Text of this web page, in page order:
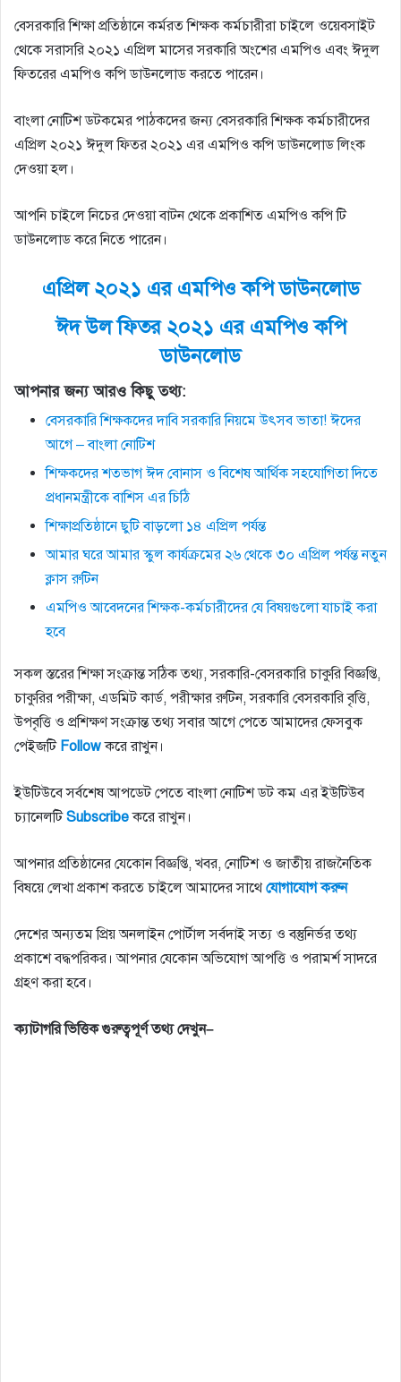
বেসরকারি শিক্ষা প্রতিষ্ঠানে কর্মরত শিক্ষক কর্মচারীরা চাইলে ওয়েবসাইট
থেকে সরাসরি ২০২১ এপ্রিল মাসের সরকারি অংশের এমপিও এবং ঈদুল
ফিতরের এমপিও কপি ডাউনলোড করতে পারেন।
বাংলা নোটিশ ডটকমের পাঠকদের জন্য বেসরকারি শিক্ষক কর্মচারীদের
এপ্রিল ২০২১ ঈদুল ফিতর ২০২১ এর এমপিও কপি ডাউনলোড লিংক
দেওয়া হল।
আপনি চাইলে নিচের দেওয়া বাটন থেকে প্রকাশিত এমপিও কপি টি
ডাউনলোড করে নিতে পারেন।
এপ্রিল ২০২১ এর এমপিও কপি ডাউনলোড
ঈদ উল ফিতর ২০২১ এর এমপিও কপি
ডাউনলোড
আপনার জন্য আরও কিছু তথ্য:
বেসরকারি শিক্ষকদের দাবি সরকারি নিয়মে উৎসব ভাতা! ঈদের
আগে – বাংলা নোটিশ
শিক্ষকদের শতভাগ ঈদ বোনাস ও বিশেষ আর্থিক সহযোগিতা দিতে
প্রধানমন্ত্রীকে বাশিস এর চিঠি
শিক্ষাপ্রতিষ্ঠানে ছুটি বাড়লো ১৪ এপ্রিল পর্যন্ত
আমার ঘরে আমার স্কুল কার্যক্রমের ২৬ থেকে ৩০ এপ্রিল পর্যন্ত নতুন
ক্লাস রুটিন
এমপিও আবেদনের শিক্ষক-কর্মচারীদের যে বিষয়গুলো যাচাই করা
হবে
সকল স্তরের শিক্ষা সংক্রান্ত সঠিক তথ্য, সরকারি-বেসরকারি চাকুরি বিজ্ঞপ্তি,
চাকুরির পরীক্ষা, এডমিট কার্ড, পরীক্ষার রুটিন, সরকারি বেসরকারি বৃত্তি,
উপবৃত্তি ও প্রশিক্ষণ সংক্রান্ত তথ্য সবার আগে পেতে আমাদের ফেসবুক
পেইজটি Followকরে রাখুন।
ইউটিউবে সর্বশেষ আপডেট পেতে বাংলা নোটিশ ডট কম এর ইউটিউব
চ্যানেলটিSubscribeকরে রাখুন।
আপনার প্রতিষ্ঠানের যেকোন বিজ্ঞপ্তি, খবর, নোটিশ ও জাতীয় রাজনৈতিক
বিষয়ে লেখা প্রকাশ করতে চাইলে আমাদের সাথে যোগাযোগ করুন
দেশের অন্যতম প্রিয় অনলাইন পোর্টাল সর্বদাই সত্য ও বস্তুনির্ভর তথ্য
প্রকাশে বদ্ধপরিকর। আপনার যেকোন অভিযোগ আপত্তি ও পরামর্শ সাদরে
গ্রহণ করা হবে।
ক্যাটাগরি ভিত্তিক গুরুত্বপূর্ণ তথ্য দেখুন–